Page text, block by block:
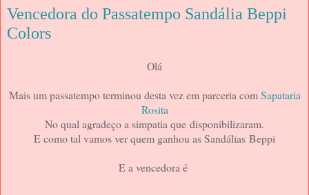
Vencedora do Passatempo Sandália Beppi
Colors
Olá
Mais um passatempo terminou desta vez em parceria comSapataria
Rosita
No qual agradeço a simpatia que disponibilizaram.
E como tal vamos ver quem ganhou as Sandálias Beppi
E a vencedora é